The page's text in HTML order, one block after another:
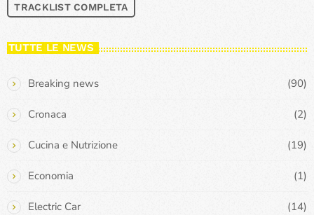
TRACKLIST COMPLETA
TUTTE LE NEWS
Breaking news (90)
Cronaca (2)
Cucina e Nutrizione (19)
Economia (1)
Electric Car (14)